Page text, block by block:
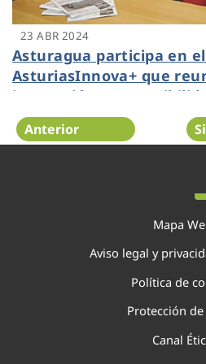
23 ABR 2024
Asturagua participa en
AsturiasInnova+ que
innovación y
Anterior
Mapa
Aviso legal y
Política de
Protección
Canal